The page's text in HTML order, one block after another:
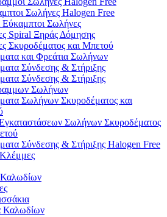
Σωλήνες Halogen Free
Εύκαμπτοι Σωλήνες
Spiral Ξηράς Δόμησης
Σκυροδέματος και Μπετού
και Φρεάτια Σωλήνων
Σύνδεσης & Στήριξης
Σύνδεσης & Στήριξης
Σωλήνων
Σωλήνων Σκυροδέματος και
Σωλήνων Σκυροδέματος
Σύνδεσης & Στήριξης Halogen Free